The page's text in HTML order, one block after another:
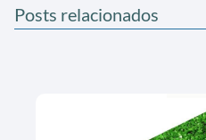
Posts relacionados